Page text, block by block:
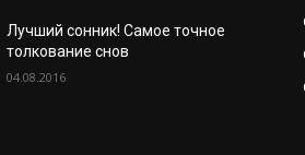
Лучший сонник! Самое точное
толкование снов
04.08.2016